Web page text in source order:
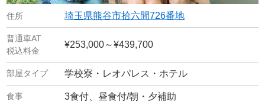
埼玉県熊谷市拾六間726番地
¥253,000～¥439,700
学校寮・レオパレス・ホテル
3食付、昼食付/朝・夕補助